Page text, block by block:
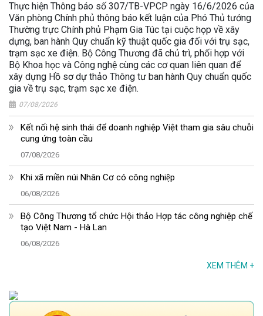
Thực hiện Thông báo số 307/TB-VPCP ngày 16/6/2026 của
Văn phòng Chính phủ thông báo kết luận của Phó Thủ tướng
Thường trực Chính phủ Phạm Gia Túc tại cuộc họp về xây
dựng, ban hành Quy chuẩn kỹ thuật quốc gia đối với trụ sạc,
trạm sạc xe điện. Bộ Công Thương đã chủ trì, phối hợp với
Bộ Khoa học và Công nghệ cùng các cơ quan liên quan để
xây dựng Hồ sơ dự thảo Thông tư ban hành Quy chuẩn quốc
gia về trụ sạc, trạm sạc xe điện.
07/08/2026
Kết nối hệ sinh thái để doanh nghiệp Việt tham gia sâu chuỗi
cung ứng toàn cầu
07/08/2026
Khi xã miền núi Nhân Cơ có công nghiệp
06/08/2026
Bộ Công Thương tổ chức Hội thảo Hợp tác công nghiệp chế
tạo Việt Nam - Hà Lan
06/08/2026
XEM THÊM +